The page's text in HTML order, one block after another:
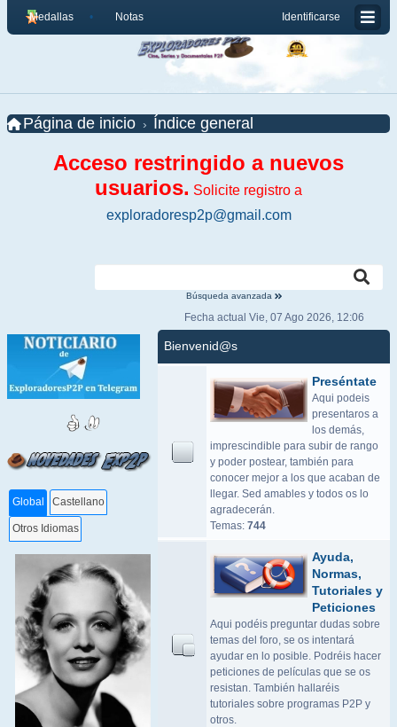
Identificarse
Medallas Notas
Página de inicio Índice general
Acceso restringido a nuevos
usuarios. Solicite registro a
exploradoresp2p@gmail.com
Búsqueda avanzada
Global Castellano
Otros Idiomas
Fecha actual Vie, 07 Ago 2026, 12:06
Bienvenid@s
Preséntate
Aqui podeis
presentaros a
los demás,
imprescindible para subir de rango
y poder postear, también para
conocer mejor a los que acaban de
llegar. Sed amables y todos os lo
agradecerán.
Temas: 744
Ayuda,
Normas,
Tutoriales y
Peticiones
Aqui podéis preguntar dudas sobre
temas del foro, se os intentará
ayudar en lo posible. Podréis hacer
peticiones de películas que se os
resistan. También hallaréis
tutoriales sobre programas P2P y
otros.